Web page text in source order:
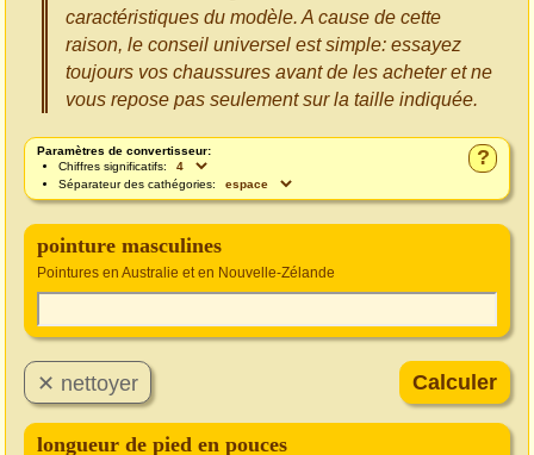
caractéristiques du modèle. A cause de cette
raison, le conseil universel est simple: essayez
toujours vos chaussures avant de les acheter et ne
vous repose pas seulement sur la taille indiquée.
?
Paramètres de convertisseur:
Chiffres significatifs:
Séparateur des cathégories:
pointure masculines
Pointures en Australie et en Nouvelle-Zélande
longueur de pied en pouces